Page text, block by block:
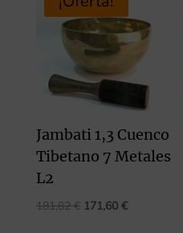
Jambati 1,3 Cuenco
Tibetano 7 Metales
L2
181,82€ El
171,60 €El